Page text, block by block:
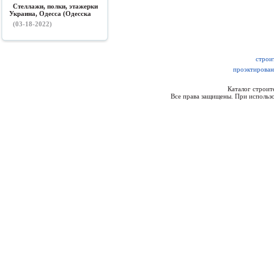
Стеллажи, полки, этажерки
Украина, Одесса (Одесска
(03-18-2022)
Каталог
Все права защищены. При